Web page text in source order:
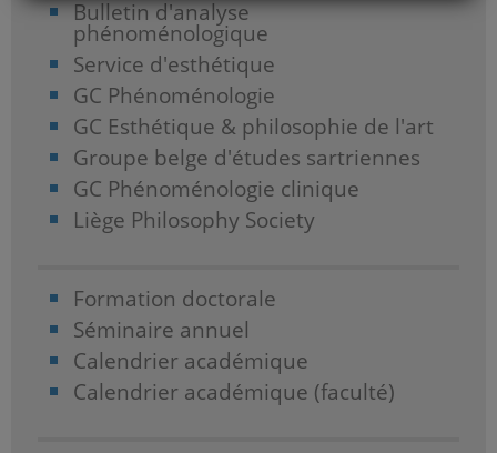
Bulletin d'analyse
phénoménologique
Service d'esthétique
GC Phénoménologie
GC Esthétique & philosophie de l'art
Groupe belge d'études sartriennes
GC Phénoménologie clinique
Liège Philosophy Society
Formation doctorale
Séminaire annuel
Calendrier académique
Calendrier académique (faculté)